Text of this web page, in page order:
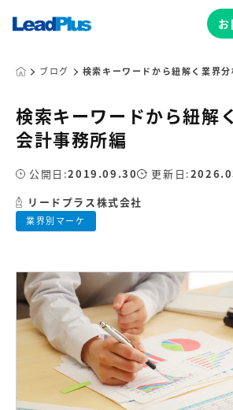
広告プロモーション
MA/CRM/SFA導入・運用
Web制作
マーケティングコンサルティング
Leadplus One
ボード
マーケティングサービスの製品
【店舗型ビジネス向け】エリ
マーケティングサービス
【金融
ング
サービス
ブログ 検索キーワードから紐解く業界
検索キーワードから紐解
会計事務所編
業界別マーケ
公開日:2019.09.30 更新日:
リードプラス株式会社